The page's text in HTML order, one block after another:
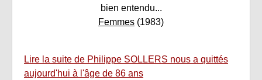
bien entendu...
Femmes (1983)
Lire la suite de Philippe SOLLERS nous a quittés
aujourd'hui à l'âge de 86 ans